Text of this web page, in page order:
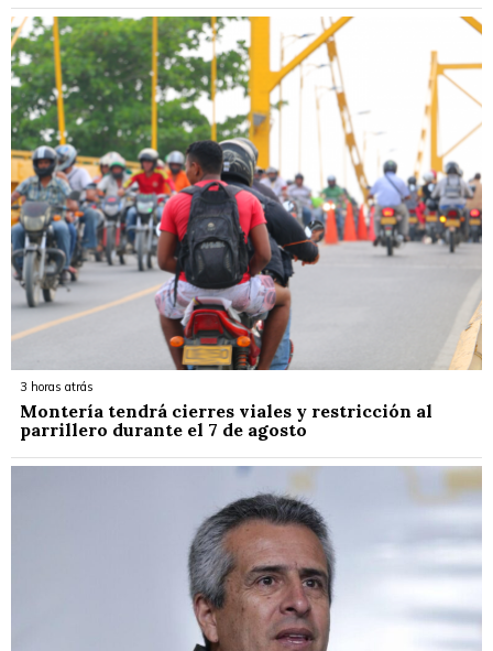
3 horas atrás
Montería tendrá cierres viales y restricción al
parrillero durante el 7 de agosto